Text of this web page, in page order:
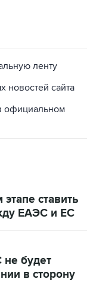
ленту
новостей сайта
официальном
ставить
ЕАЭС и ЕС
будет
в сторону